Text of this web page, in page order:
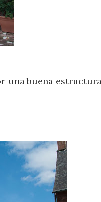
una buena